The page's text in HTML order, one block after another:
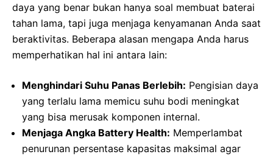
daya yang benar bukan hanya soal membuat baterai
tahan lama, tapi juga menjaga kenyamanan Anda saat
beraktivitas. Beberapa alasan mengapa Anda harus
memperhatikan hal ini antara lain:
Menghindari Suhu Panas Berlebih: Pengisian daya
yang terlalu lama memicu suhu bodi meningkat
yang bisa merusak komponen internal.
Menjaga Angka Battery Health: Memperlambat
penurunan persentase kapasitas maksimal agar